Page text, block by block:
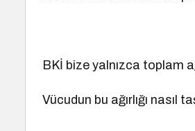
BKİ bize yalnızca toplam
Vücudun bu ağırlığı nasıl